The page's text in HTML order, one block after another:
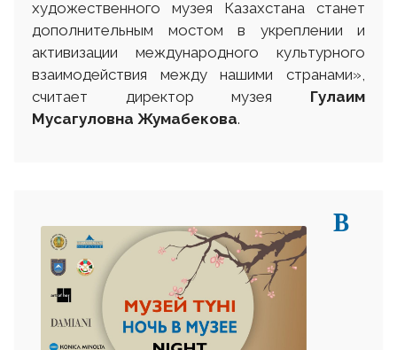
художественного музея Казахстана станет
дополнительным мостом в укреплении и
активизации международного культурного
взаимодействия между нашими странами»,
считает директор музея Гулаим
Мусагуловна Жумабекова.
В